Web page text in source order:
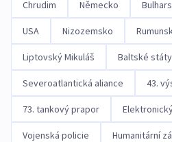
Chrudim Německo
USA Nizozemsko
Liptovský Mikuláš Baltské státy
Severoatlantická aliance 43.
73. tankový prapor
Vojenská policie Humanitární